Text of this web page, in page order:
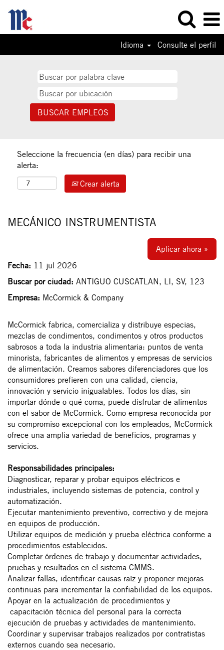
Idioma Consulte el perfil
Seleccione la frecuencia (en días) para recibir una
alerta:
Crear alerta
MECÁNICO INSTRUMENTISTA
Aplicar ahora »
Fecha: 11 jul 2026
Buscar por ciudad: ANTIGUO CUSCATLAN, LI, SV, 123
Empresa: McCormick & Company
McCormick fabrica, comercializa y distribuye especias,
mezclas de condimentos, condimentos y otros productos
sabrosos a toda la industria alimentaria: puntos de venta
minorista, fabricantes de alimentos y empresas de servicios
de alimentación. Creamos sabores diferenciadores que los
consumidores prefieren con una calidad, ciencia,
innovación y servicio inigualables. Todos los días, sin
importar dónde o qué coma, puede disfrutar de alimentos
con el sabor de McCormick. Como empresa reconocida por
su compromiso excepcional con los empleados, McCormick
ofrece una amplia variedad de beneficios, programas y
servicios.
Responsabilidades principales:
Diagnosticar, reparar y probar equipos eléctricos e
industriales, incluyendo sistemas de potencia, control y
automatización.
Ejecutar mantenimiento preventivo, correctivo y de mejora
en equipos de producción.
Utilizar equipos de medición y prueba eléctrica conforme a
procedimientos establecidos.
Completar órdenes de trabajo y documentar actividades,
pruebas y resultados en el sistema CMMS.
Analizar fallas, identificar causas raíz y proponer mejoras
continuas para incrementar la confiabilidad de los equipos.
Apoyar en la actualización de procedimientos y
capacitación técnica del personal para la correcta
ejecución de pruebas y actividades de mantenimiento.
Coordinar y supervisar trabajos realizados por contratistas
externos cuando sea necesario.